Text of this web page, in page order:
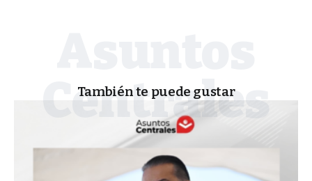
También te puede gustar